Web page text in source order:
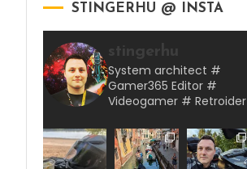
STINGERHU @ INSTA
stingerhu
System architect #
Gamer365 Editor #
Videogamer # Retroider